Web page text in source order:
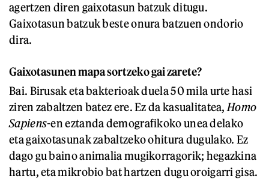
agertzen diren gaixotasun batzuk ditugu.
Gaixotasun batzuk beste onura batzuen ondorio
dira.
Gaixotasunen mapa sortzeko gai zarete?
Bai. Birusak eta bakterioak duela 50 mila urte hasi
ziren zabaltzen batez ere. Ez da kasualitatea, Homo
Sapiens-eneztanda demografikoko unea delako
eta gaixotasunak zabaltzeko ohitura dugulako. Ez
dago gu baino animalia mugikorragorik; hegazkina
hartu, eta mikrobio bat hartzen dugu oroigarri gisa.